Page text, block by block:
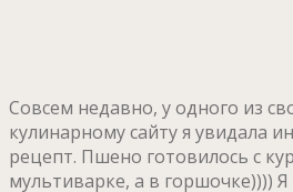
Совсем недавно, у одного из
кулинарному сайту я увидала
рецепт. Пшено готовилось с
мультиварке, а в горшочке)))) Я